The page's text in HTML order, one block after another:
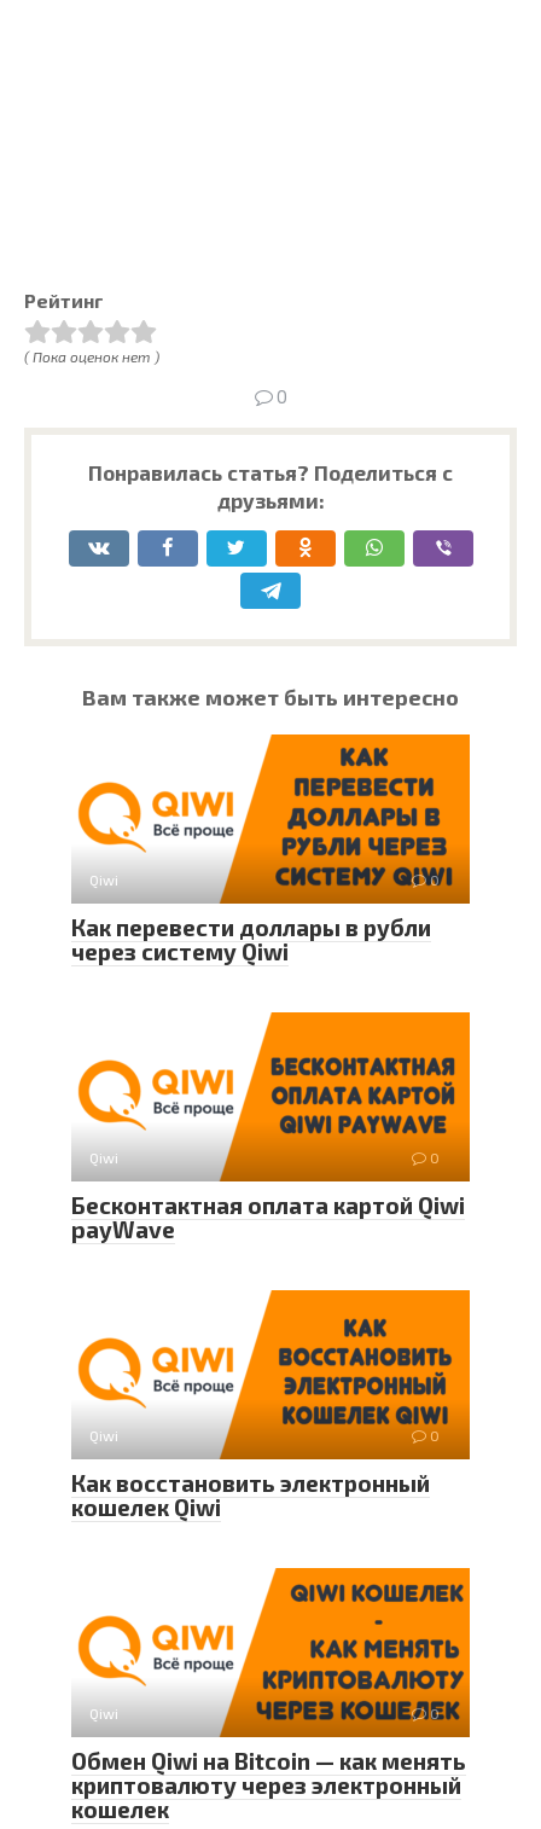
Рейтинг
( Пока оценок нет )
0
Понравилась статья? Поделиться с
друзьями:
Вам также может быть интересно
Qiwi 0
Как перевести доллары в рубли
через систему Qiwi
Qiwi 0
Бесконтактная оплата картой Qiwi
payWave
Qiwi 0
Как восстановить электронный
кошелек Qiwi
Qiwi 0
Обмен Qiwi на Bitcoin — как менять
криптовалюту через электронный
кошелек